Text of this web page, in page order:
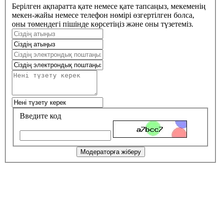
Берілген ақпаратта қате немесе қате тапсаңыз, мекеменің
мекен-жайы немесе телефон нөмірі өзгертілген болса,
оны төмендегі пішінде көрсетіңіз және оны түзетеміз.
Введите код
Модераторға жіберу